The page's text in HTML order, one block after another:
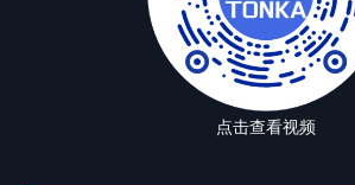
点击查看视频